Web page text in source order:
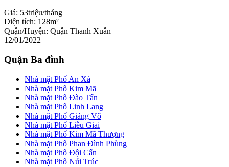
Giá: 53triệu/tháng
Diện tích: 128m²
Quận/Huyện: Quận Thanh Xuân
12/01/2022
Quận Ba đình
Nhà mặt Phố An Xá
Nhà mặt Phố Kim Mã
Nhà mặt Phố Đào Tấn
Nhà mặt Phố Linh Lang
Nhà mặt Phố Giảng Võ
Nhà mặt Phố Liễu Giai
Nhà mặt Phố Kim Mã Thượng
Nhà mặt Phố Phan Đình Phùng
Nhà mặt Phố Đội Cấn
Nhà mặt Phố Núi Trúc